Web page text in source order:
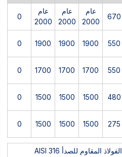
670
عام
2000
عام
2000
عام
2000
0
550
1900
1900
1900
0
550
1700
1700
1700
0
480
1500
1500
1500
0
275
1500
1500
1500
0
الفولاذ المقاوم للصدأ AISI 316